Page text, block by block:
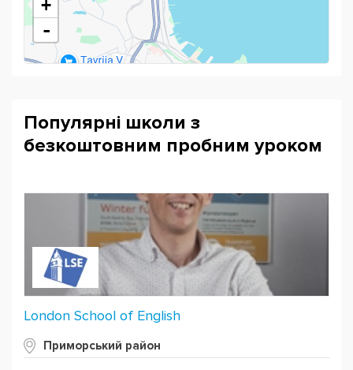
сувеніри, благодійність або організувати піца-
вечірку
+
-
Powered byLeaflet— © Google 2026
Популярні школи з
безкоштовним пробним уроком
London School of English
Приморський район